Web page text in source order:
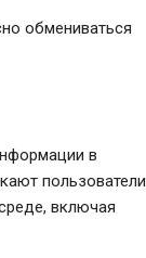
обмениваться
в
пользователи
включая